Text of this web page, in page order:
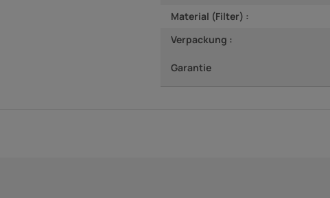
Material (Filter) :
Verpackung :
Garantie